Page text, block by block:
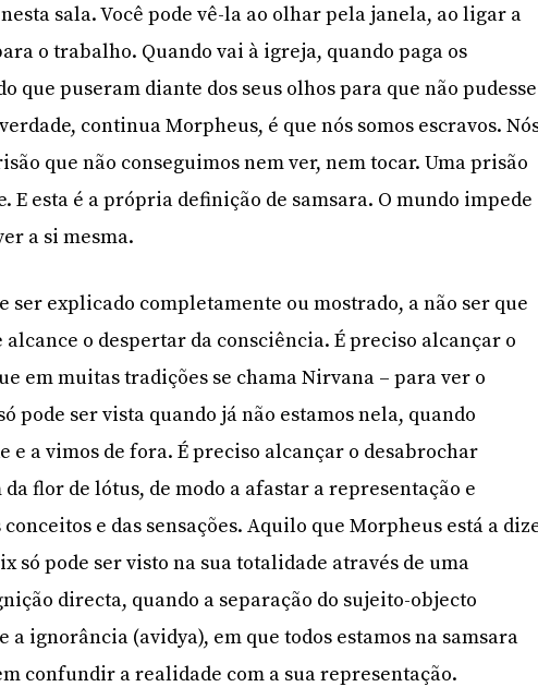
sala. Você pode vê-la ao olhar pela janela, ao ligar a
o trabalho. Quando vai à igreja, quando paga os
que puseram diante dos seus olhos para que não pudesse
continua Morpheus, é que nós somos escravos.
que não conseguimos nem ver, nem tocar. Uma prisão
E esta é a própria definição de samsara. O mundo impede
a si mesma.
ser explicado completamente ou mostrado, a não ser que
alcance o despertar da consciência. É preciso alcançar o
em muitas tradições se chama Nirvana – para ver o
pode ser vista quando já não estamos nela, quando
e a vimos de fora. É preciso alcançar o desabrochar
da flor de lótus, de modo a afastar a representação e
e das sensações. Aquilo que Morpheus está a
só pode ser visto na sua totalidade através de uma
directa, quando a separação do sujeito-objecto
a ignorância (avidya), em que todos estamos na samsara
confundir a realidade com a sua representação.